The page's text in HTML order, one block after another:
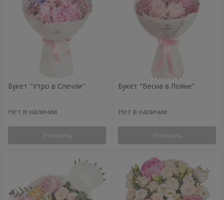
Букет "Утро в Спечли"
Нет в наличии
Уточнить
Букет "Весна в Лояне"
Нет в наличии
Уточнить